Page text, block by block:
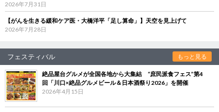
2026年7月31日
【がんを生きる緩和ケア医・大橋洋平「足し算命」】天空を見上げて
2026年7月28日
フェスティバル もっと見る
絶品屋台グルメが全国各地から大集結 “庶民派食フェス”第4
回「川口×絶品グルメビール＆日本酒祭り2026」を開催
2026年4月15日